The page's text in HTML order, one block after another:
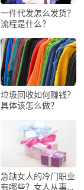
一件代发怎么发货？
流程是什么？
垃圾回收如何赚钱？
具体该怎么做？
急缺女人的冷门职业
有哪些？女人从事哪